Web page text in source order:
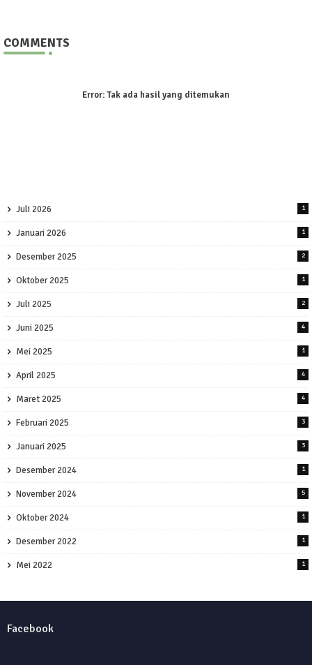
COMMENTS
Error:Tak ada hasil yang ditemukan
Juli 2026 1
Januari 2026 1
Desember 2025 2
Oktober 2025 1
Juli 2025 2
Juni 2025 4
Mei 2025 1
April 2025 4
Maret 2025 4
Februari 2025 3
Januari 2025 3
Desember 2024 1
November 2024 5
Oktober 2024 1
Desember 2022 1
Mei 2022 1
Facebook